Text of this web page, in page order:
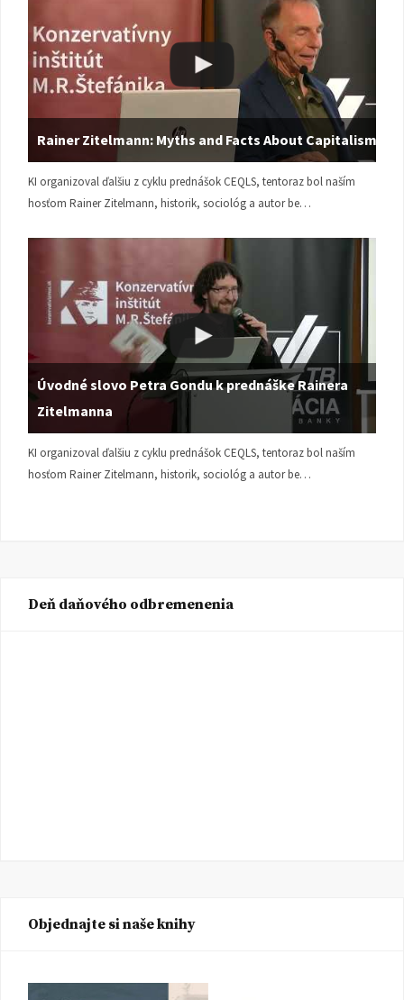
Rainer Zitelmann: Myths and Facts About Capitalism
KI organizoval ďalšiu z cyklu prednášok CEQLS, tentoraz bol naším
hosťom Rainer Zitelmann, historik, sociológ a autor be…
Úvodné slovo Petra Gondu k prednáške Rainera
Zitelmanna
KI organizoval ďalšiu z cyklu prednášok CEQLS, tentoraz bol naším
hosťom Rainer Zitelmann, historik, sociológ a autor be…
Deň daňového odbremenenia
Objednajte si naše knihy